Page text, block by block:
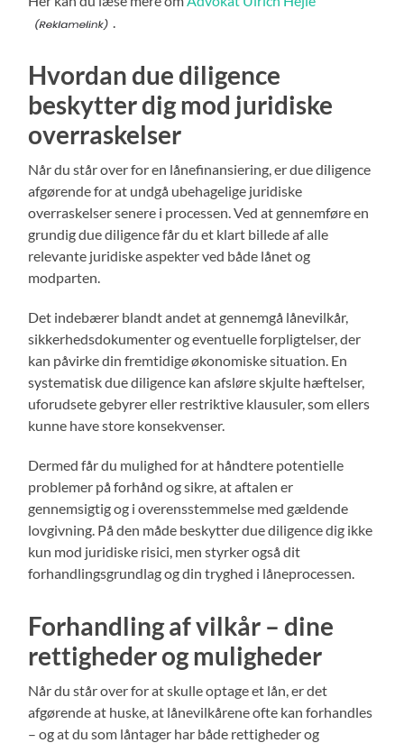
Hvordan due diligence
beskytter dig mod juridiske
overraskelser
Når du står over for en lånefinansiering, er due diligence
afgørende for at undgå ubehagelige juridiske
overraskelser senere i processen. Ved at gennemføre en
grundig due diligence får du et klart billede af alle
relevante juridiske aspekter ved både lånet og
modparten.
Det indebærer blandt andet at gennemgå lånevilkår,
sikkerhedsdokumenter og eventuelle forpligtelser, der
kan påvirke din fremtidige økonomiske situation. En
systematisk due diligence kan afsløre skjulte hæftelser,
uforudsete gebyrer eller restriktive klausuler, som ellers
kunne have store konsekvenser.
Dermed får du mulighed for at håndtere potentielle
problemer på forhånd og sikre, at aftalen er
gennemsigtig og i overensstemmelse med gældende
lovgivning. På den måde beskytter due diligence dig ikke
kun mod juridiske risici, men styrker også dit
forhandlingsgrundlag og din tryghed i låneprocessen.
Forhandling af vilkår – dine
rettigheder og muligheder
Når du står over for at skulle optage et lån, er det
afgørende at huske, at lånevilkårene ofte kan forhandles
– og at du som låntager har både rettigheder og